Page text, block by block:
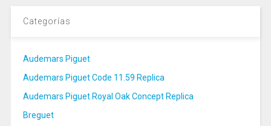
Categorías
Audemars Piguet
Audemars Piguet Code 11.59 Replica
Audemars Piguet Royal Oak Concept Replica
Breguet